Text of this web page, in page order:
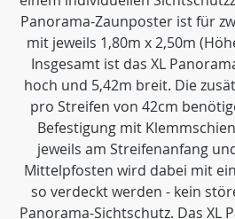
Panorama-Zaunposter ist für
mit jeweils 1,80m x 2,50m
Insgesamt ist das XL
hoch und 5,42m breit. Die
pro Streifen von 42cm
Befestigung mit
jeweils am Streifenanfang
Mittelpfosten wird dabei mit
so verdeckt werden - kein
Panorama-Sichtschutz. Das XL